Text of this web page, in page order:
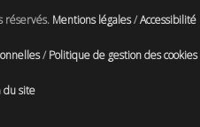
réservés. Mentions légales/Accessibilité
/Politique de gestion des cookies
du site